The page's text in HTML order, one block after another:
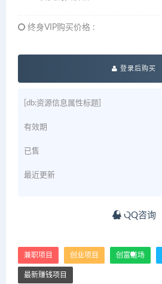
终身VIP购买价格 :
登录后购买
[db:资源信息属性标题]
有效期
已售
最近更新
QQ咨询
兼职项目 创业项目 创富道场
最新赚钱项目